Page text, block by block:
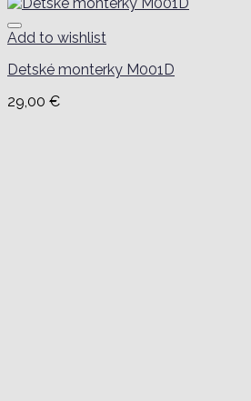
Add to wishlist
Detské monterky M001D
29,00 €